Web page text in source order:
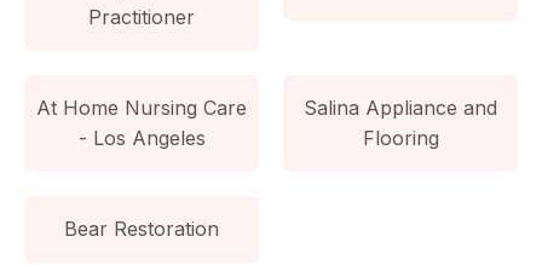
Practitioner
At Home Nursing Care
- Los Angeles
Salina Appliance and
Flooring
Bear Restoration